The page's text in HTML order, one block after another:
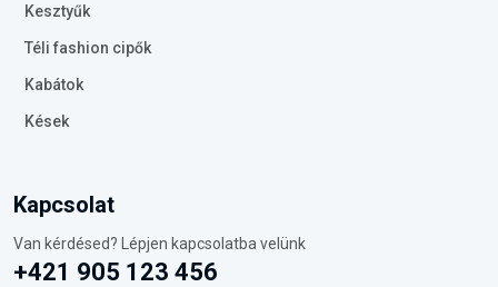
Kesztyűk
Téli fashion cipők
Kabátok
Kések
Kapcsolat
Van kérdésed? Lépjen kapcsolatba velünk
+421 905 123 456